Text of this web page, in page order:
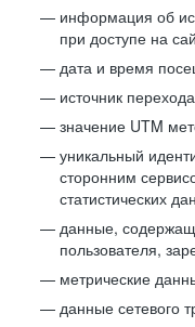
информация об
при доступе на
дата и время
источник
значение UTM
уникальный
сторонним
статистических
данные,
пользователя,
метрические
данные сетевого